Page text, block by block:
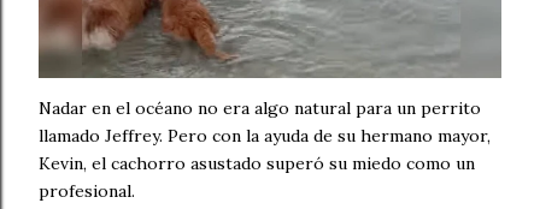
Nadar en el océano no era algo natural para un perrito
llamado Jeffrey. Pero con la ayuda de su hermano mayor,
Kevin, el cachorro asustado superó su miedo como un
profesional.